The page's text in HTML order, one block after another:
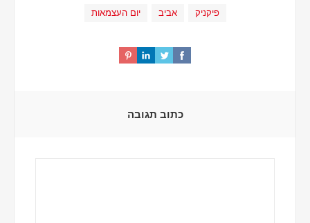
פיקניק אביב יום העצמאות
כתוב תגובה